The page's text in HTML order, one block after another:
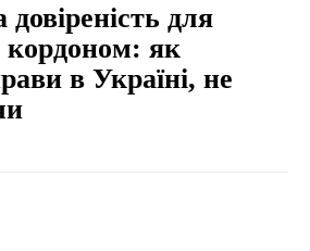
для
кордоном: як
в Україні, не